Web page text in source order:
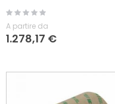
Rating:
0%
A partire da
1.278,17 €